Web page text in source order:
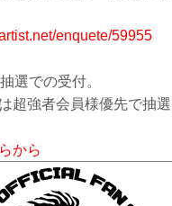
enquete/59955
選での受付。
超強者会員様優先で抽選
から